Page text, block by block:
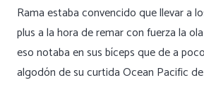
Rama estaba convencido que llevar a
plus a la hora de remar con fuerza la
eso notaba en sus bíceps que de a
algodón de su curtida Ocean Pacific